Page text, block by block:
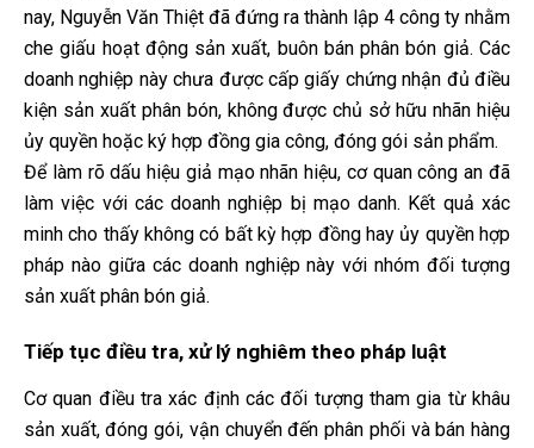
nay, Nguyễn Văn Thiệt đã đứng ra thành lập 4 công ty nhằm
che giấu hoạt động sản xuất, buôn bán phân bón giả. Các
doanh nghiệp này chưa được cấp giấy chứng nhận đủ điều
kiện sản xuất phân bón, không được chủ sở hữu nhãn hiệu
ủy quyền hoặc ký hợp đồng gia công, đóng gói sản phẩm.
Để làm rõ dấu hiệu giả mạo nhãn hiệu, cơ quan công an đã
làm việc với các doanh nghiệp bị mạo danh. Kết quả xác
minh cho thấy không có bất kỳ hợp đồng hay ủy quyền hợp
pháp nào giữa các doanh nghiệp này với nhóm đối tượng
sản xuất phân bón giả.
Tiếp tục điều tra, xử lý nghiêm theo pháp luật
Cơ quan điều tra xác định các đối tượng tham gia từ khâu
sản xuất, đóng gói, vận chuyển đến phân phối và bán hàng